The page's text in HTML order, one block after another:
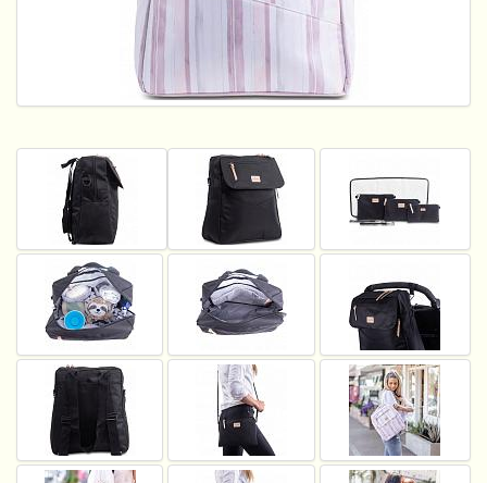
Гигиена и уход
Качели, шезлонги
Манежи
Безопасность ребенка
Ходунки и прыгунки
Игры и развитие
Принадлежности для выписки
Сумки для мам и детей
Кенгуру и слинги